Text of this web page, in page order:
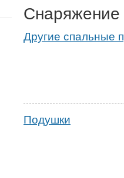
Снаряжение
Другие спальные
Подушки